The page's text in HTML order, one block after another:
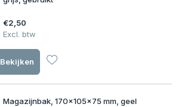
€2,50
Excl. btw
Bekijken
Magazijnbak, 170x105x75 mm, geel